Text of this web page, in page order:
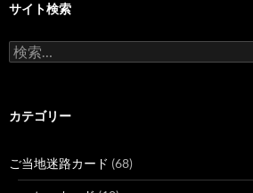
サイト検索
検
索:
カテゴリー
ご当地迷路カード (68)